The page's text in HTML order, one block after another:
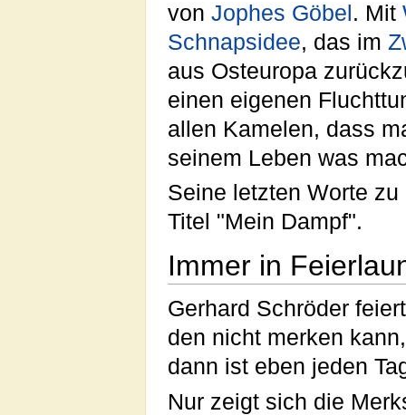
von Jophes Göbel . Mit
Schnapsidee, das im
aus Osteuropa
einen eigenen
allen Kamelen, dass
seinem Leben was
Seine letzten Worte
Titel "Mein Dampf".
Immer in
Gerhard Schröder
den nicht merken
dann ist eben jeden
Nur zeigt sich die